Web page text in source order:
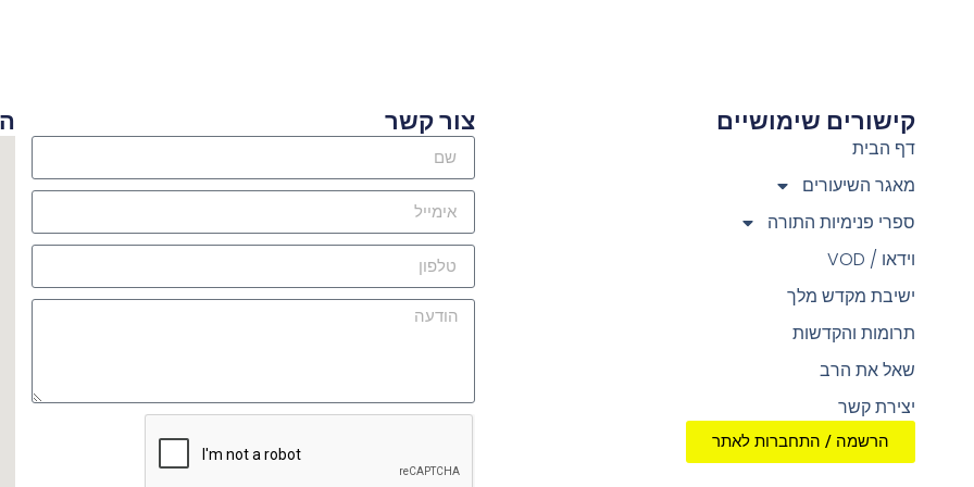
קישורים שימושיים
דף הבית
מאגר השיעורים
ספרי פנימיות התורה
וידאו / VOD
ישיבת מקדש מלך
תרומות והקדשות
שאל את הרב
יצירת קשר
הרשמה / התחברות לאתר
צור קשר